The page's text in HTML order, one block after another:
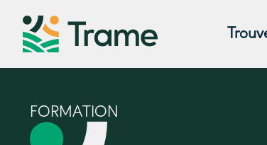
FORMATION